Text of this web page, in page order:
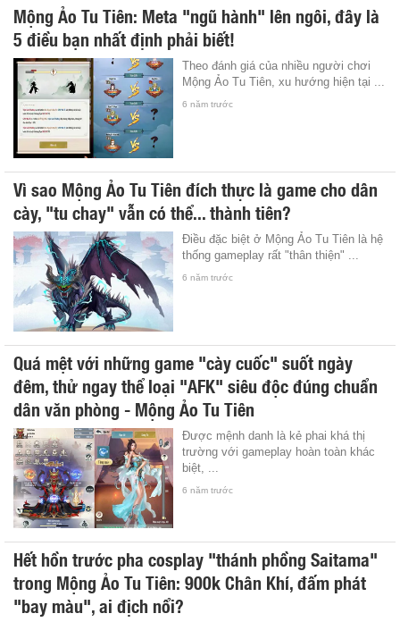
Mộng Ảo Tu Tiên: Meta "ngũ hành" lên ngôi, đây là
5 điều bạn nhất định phải biết!
Theo đánh giá của nhiều người chơi
Mộng Ảo Tu Tiên, xu hướng hiện tại ...
6 năm trước
Vì sao Mộng Ảo Tu Tiên đích thực là game cho dân
cày, "tu chay" vẫn có thể... thành tiên?
Điều đặc biệt ở Mộng Ảo Tu Tiên là hệ
thống gameplay rất "thân thiện" ...
6 năm trước
Quá mệt với những game "cày cuốc" suốt ngày
đêm, thử ngay thể loại "AFK" siêu độc đúng chuẩn
dân văn phòng - Mộng Ảo Tu Tiên
Được mệnh danh là kẻ phai khá thị
trường với gameplay hoàn toàn khác
biệt, ...
6 năm trước
Hết hồn trước pha cosplay "thánh phồng Saitama"
trong Mộng Ảo Tu Tiên: 900k Chân Khí, đấm phát
"bay màu", ai địch nổi?